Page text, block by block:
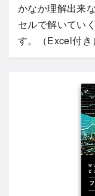
かなか理解出来
セルで解いてい
す。（Excel付き）